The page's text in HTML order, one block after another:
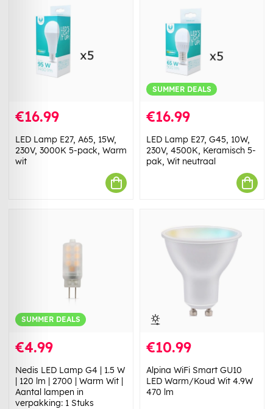
€16.99
LED Lamp E27, A65, 15W,
230V, 3000K 5-pack, Warm
wit
SUMMER DEALS
€16.99
LED Lamp E27, G45, 10W,
230V, 4500K, Keramisch 5-
pak, Wit neutraal
SUMMER DEALS
€4.99
Nedis LED Lamp G4 | 1.5 W
| 120 lm | 2700 | Warm Wit |
Aantal lampen in
verpakking: 1 Stuks
€10.99
Alpina WiFi Smart GU10
LED Warm/Koud Wit 4.9W
470 lm